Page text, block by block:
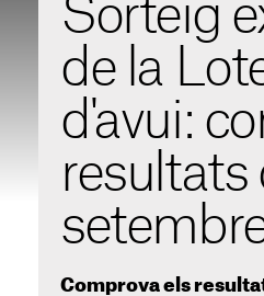
Sorteig
de la
d'avui:
resultats
Comprova els